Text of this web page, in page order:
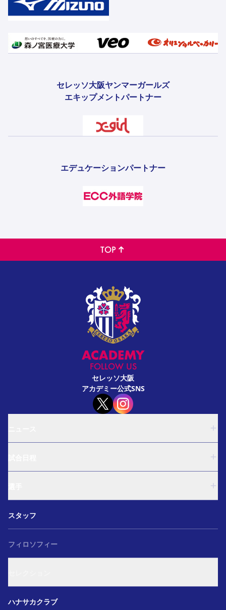
セレッソ大阪ヤンマーガールズ
エキップメントパートナー
エデュケーションパートナー
TOP
FOLLOW US
セレッソ大阪
アカデミー公式SNS
ガールズU-15
セレクション
和歌山U-15
ガールズU-15
U-18
和歌山U-15
スタッフ
フィロソフィー
アカデミー セレクション
ハナサカクラブ